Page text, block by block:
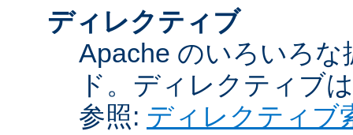
ディレクティブ
Apache のいろいろ
ド。ディレクティブ
参照: ディレクティブ